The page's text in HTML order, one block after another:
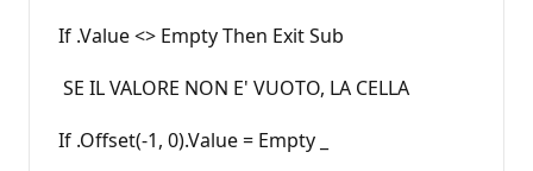
If .Value <> Empty Then Exit Sub
SE IL VALORE NON E' VUOTO, LA CELLA
If .Offset(-1, 0).Value = Empty _